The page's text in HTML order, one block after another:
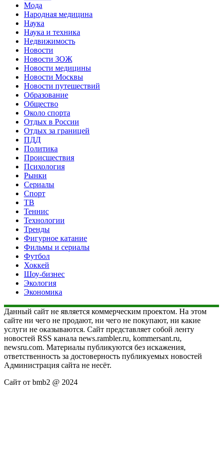
Мода
Народная медицина
Наука
Наука и техника
Недвижимость
Новости
Новости ЗОЖ
Новости медицины
Новости Москвы
Новости путешествий
Образование
Общество
Около спорта
Отдых в России
Отдых за границей
ПДД
Политика
Происшествия
Психология
Рынки
Сериалы
Спорт
ТВ
Теннис
Технологии
Тренды
Фигурное катание
Фильмы и сериалы
Футбол
Хоккей
Шоу-бизнес
Экология
Экономика
Данный сайт не является коммерческим проектом. На этом
сайте ни чего не продают, ни чего не покупают, ни какие
услуги не оказываются. Сайт представляет собой ленту
новостей RSS канала news.rambler.ru, kommersant.ru,
newsru.com. Материалы публикуются без искажения,
ответственность за достоверность публикуемых новостей
Администрация сайта не несёт.
Сайт от bmb2 @ 2024